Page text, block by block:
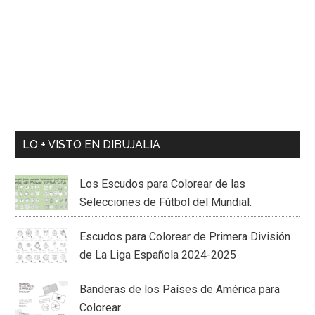
LO + VISTO EN DIBUJALIA
Los Escudos para Colorear de las
Selecciones de Fútbol del Mundial.
Escudos para Colorear de Primera División
de La Liga Española 2024-2025
Banderas de los Países de América para
Colorear